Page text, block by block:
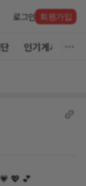
로그인 회원가입
인기게시글
💖 💕